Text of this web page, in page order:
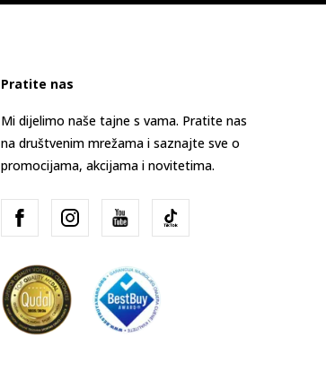
Pratite nas
Mi dijelimo naše tajne s vama. Pratite nas
na društvenim mrežama i saznajte sve o
promocijama, akcijama i novitetima.